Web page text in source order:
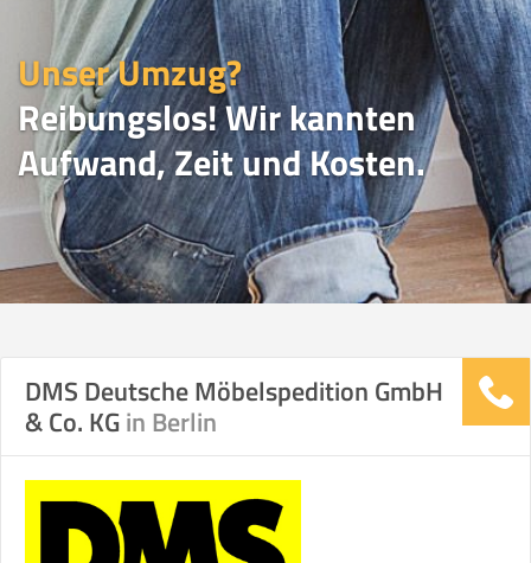
Unser Umzug?
Reibungslos! Wir kannten
Aufwand, Zeit und Kosten.
UMZUGSVERGLEICH
Vergleichsergebnis basierend auf Ihren
Umzugsdaten für Tragen und
Transportieren
DMS Deutsche Möbelspedition GmbH
& Co. KGin Berlin